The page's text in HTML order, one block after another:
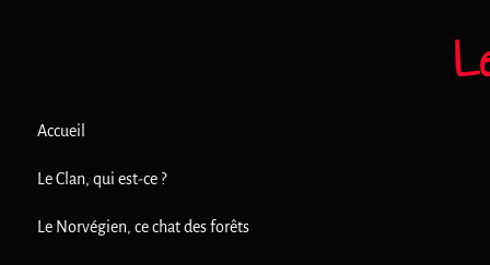
Accueil
Le Clan, qui est-ce ?
Le Norvégien, ce chat des forêts